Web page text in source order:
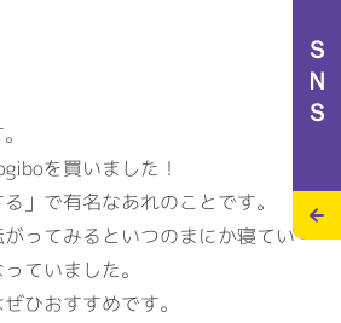
スタッフブログ
ＳＮＳ
を買いました！
」で有名なあれのことです。
ってみるといつのまにか寝てい
ていました。
ひおすすめです。